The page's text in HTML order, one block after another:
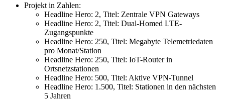
Projekt in Zahlen:
Headline Hero: 2, Titel: Zentrale VPN Gateways
Headline Hero: 2, Titel: Dual-Homed LTE-
Zugangspunkte
Headline Hero: 250, Titel: Megabyte Telemetriedaten
pro Monat/Station
Headline Hero: 250, Titel: IoT-Router in
Ortsnetzstationen
Headline Hero: 500, Titel: Aktive VPN-Tunnel
Headline Hero: 1.500, Titel: Stationen in den nächsten
5 Jahren